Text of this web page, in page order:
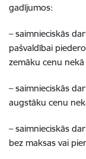
gadījumos:
– saimnieciskās
pašvaldībai
zemāku cenu
– saimnieciskās
augstāku cenu
– saimnieciskās
bez maksas vai